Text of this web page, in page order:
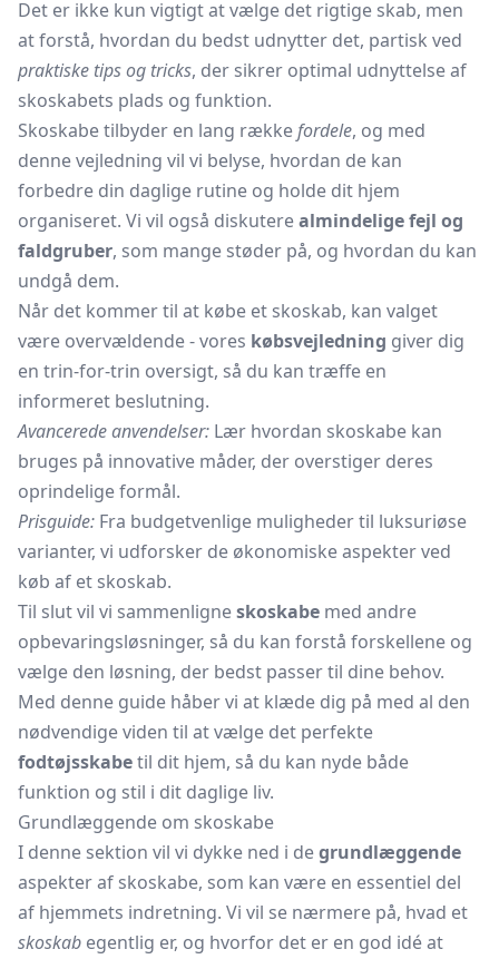
Det er ikke kun vigtigt at vælge det rigtige skab, men
at forstå, hvordan du bedst udnytter det, partisk ved
praktiske tips og tricks, der sikrer optimal udnyttelse af
skoskabets plads og funktion.
Skoskabe tilbyder en lang rækkefordele, og med
denne vejledning vil vi belyse, hvordan de kan
forbedre din daglige rutine og holde dit hjem
organiseret. Vi vil også diskuterealmindelige fejl og
faldgruber, som mange støder på, og hvordan du kan
undgå dem.
Når det kommer til at købe et skoskab, kan valget
være overvældende - vores købsvejledning giver dig
en trin-for-trin oversigt, så du kan træffe en
informeret beslutning.
Avancerede anvendelser: Lær hvordan skoskabe kan
bruges på innovative måder, der overstiger deres
oprindelige formål.
Prisguide: Fra budgetvenlige muligheder til luksuriøse
varianter, vi udforsker de økonomiske aspekter ved
køb af et skoskab.
Til slut vil vi sammenligneskoskabe med andre
opbevaringsløsninger, så du kan forstå forskellene og
vælge den løsning, der bedst passer til dine behov.
Med denne guide håber vi at klæde dig på med al den
nødvendige viden til at vælge det perfekte
fodtøjsskabetil dit hjem, så du kan nyde både
funktion og stil i dit daglige liv.
Grundlæggende om skoskabe
I denne sektion vil vi dykke ned i degrundlæggende
aspekter af skoskabe, som kan være en essentiel del
af hjemmets indretning. Vi vil se nærmere på, hvad et
skoskab egentlig er, og hvorfor det er en god idé at